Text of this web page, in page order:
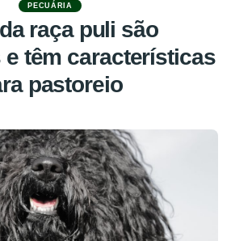
PECUÁRIA
raça puli são
e têm características
pastoreio